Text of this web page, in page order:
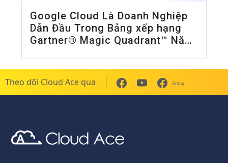
Google Cloud Là Doanh Nghiệp
Dẫn Đầu Trong Bảng xếp hạng
Gartner® Magic Quadrant™ Năm
Theo dõi Cloud Ace qua Group